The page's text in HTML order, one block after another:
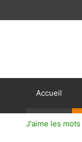
Accueil
J'aime les mots